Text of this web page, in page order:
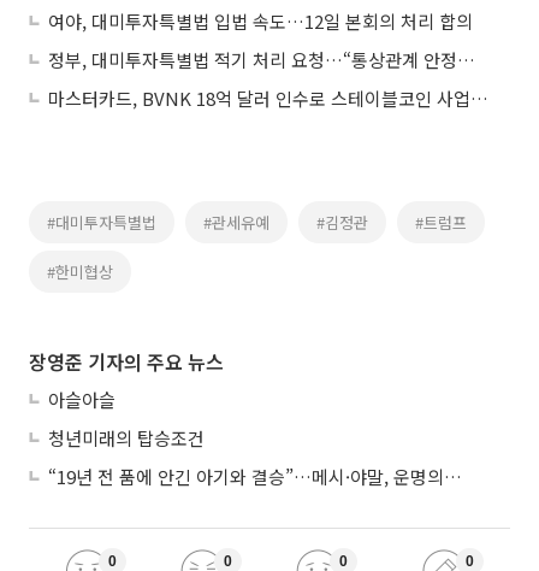
여야, 대미투자특별법 입법 속도…12일 본회의 처리 합의
정부, 대미투자특별법 적기 처리 요청…“통상관계 안정에 국회 역할 중요”
마스터카드, BVNK 18억 달러 인수로 스테이블코인 사업 본격 확장
#대미투자특별법 #관세유예 #김정관 #트럼프
#한미협상
장영준 기자의 주요 뉴스
아슬아슬
청년미래의 탑승조건
“19년 전 품에 안긴 아기와 결승”…메시·야말, 운명의 왕좌 대결
0 0 0 0